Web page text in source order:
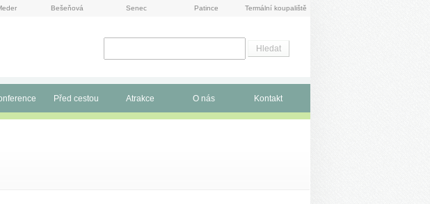
Bešeňová Senec Patince Termální koupaliště
Před cestou Atrakce O nás Kontakt